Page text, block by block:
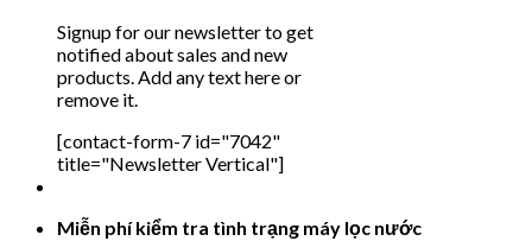
Signup for our newsletter to get
notified about sales and new
products. Add any text here or
remove it.
[contact-form-7 id="7042"
title="Newsletter Vertical"]
Miễn phí kiểm tra tình trạng máy lọc nước